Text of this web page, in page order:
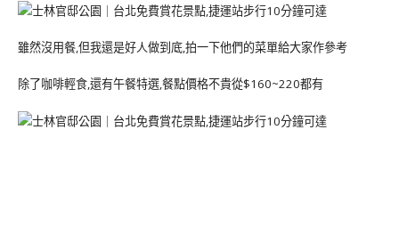
雖然沒用餐,但我還是好人做到底,拍一下他們的菜單給大家作參考
除了咖啡輕食,還有午餐特選,餐點價格不貴從$160~220都有